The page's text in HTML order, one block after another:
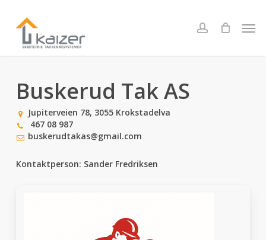
main
content
account
Buskerud Tak AS
Jupiterveien 78, 3055 Krokstadelva
467 08 987
buskerudtakas@gmail.com
Kontaktperson: Sander Fredriksen